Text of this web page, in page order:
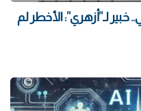
خبير لـ”أزهري”: الأخطر لم